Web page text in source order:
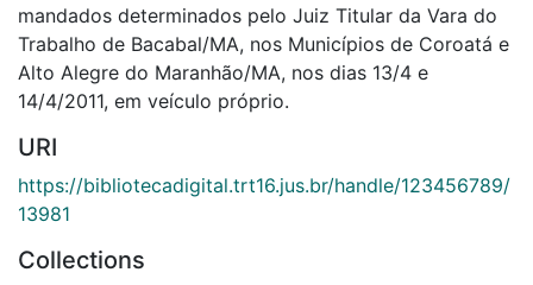
mandados determinados pelo Juiz Titular da Vara do
Trabalho de Bacabal/MA, nos Municípios de Coroatá e
Alto Alegre do Maranhão/MA, nos dias 13/4 e
14/4/2011, em veículo próprio.
URI
https://bibliotecadigital.trt16.jus.br/handle/123456789/
13981
Collections